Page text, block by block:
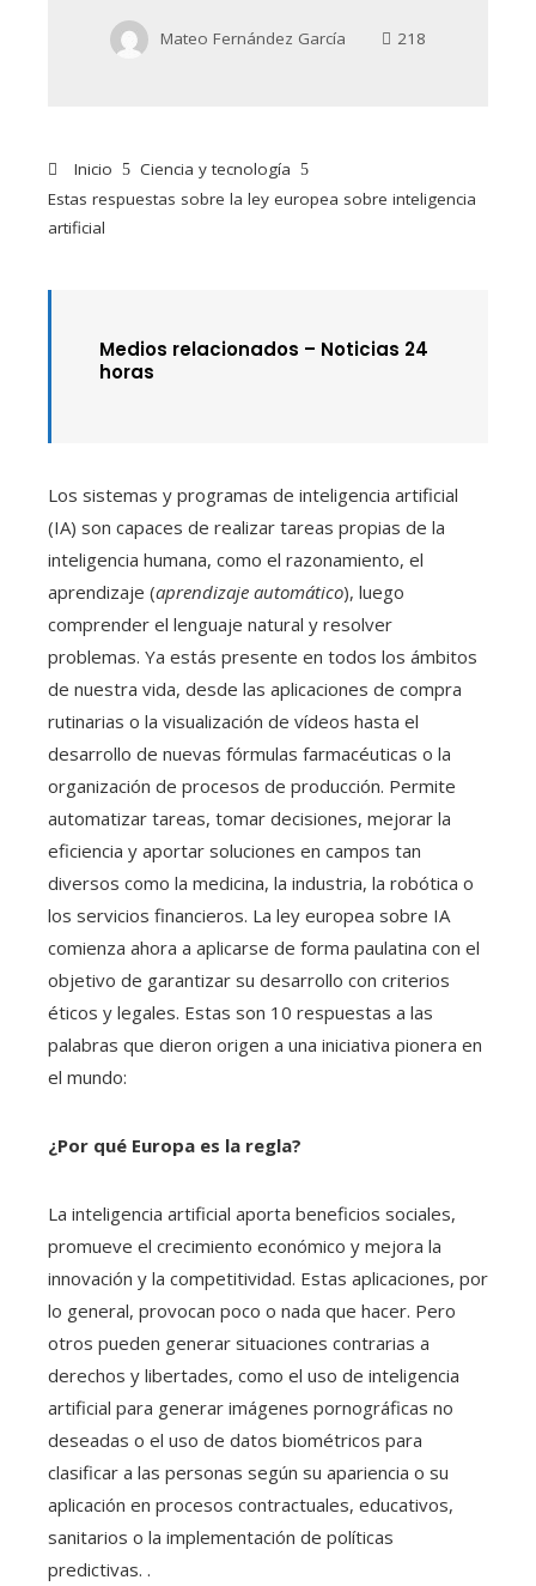
Mateo Fernández García 218
Inicio
Ciencia y tecnología
Estas respuestas sobre la ley europea sobre inteligencia
artificial
Medios relacionados – Noticias 24
horas
Los sistemas y programas de inteligencia artificial
(IA) son capaces de realizar tareas propias de la
inteligencia humana, como el razonamiento, el
aprendizaje (aprendizaje automático), luego
comprender el lenguaje natural y resolver
problemas. Ya estás presente en todos los ámbitos
de nuestra vida, desde las aplicaciones de compra
rutinarias o la visualización de vídeos hasta el
desarrollo de nuevas fórmulas farmacéuticas o la
organización de procesos de producción. Permite
automatizar tareas, tomar decisiones, mejorar la
eficiencia y aportar soluciones en campos tan
diversos como la medicina, la industria, la robótica o
los servicios financieros. La ley europea sobre IA
comienza ahora a aplicarse de forma paulatina con el
objetivo de garantizar su desarrollo con criterios
éticos y legales. Estas son 10 respuestas a las
palabras que dieron origen a una iniciativa pionera en
el mundo:
¿Por qué Europa es la regla?
La inteligencia artificial aporta beneficios sociales,
promueve el crecimiento económico y mejora la
innovación y la competitividad. Estas aplicaciones, por
lo general, provocan poco o nada que hacer. Pero
otros pueden generar situaciones contrarias a
derechos y libertades, como el uso de inteligencia
artificial para generar imágenes pornográficas no
deseadas o el uso de datos biométricos para
clasificar a las personas según su apariencia o su
aplicación en procesos contractuales, educativos,
sanitarios o la implementación de políticas
predictivas. .